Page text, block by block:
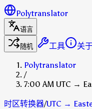
Polytranslator
语言
随机
工具
关
Polytranslator
/
7:00 AM UTC →
时区转换器/UTC →